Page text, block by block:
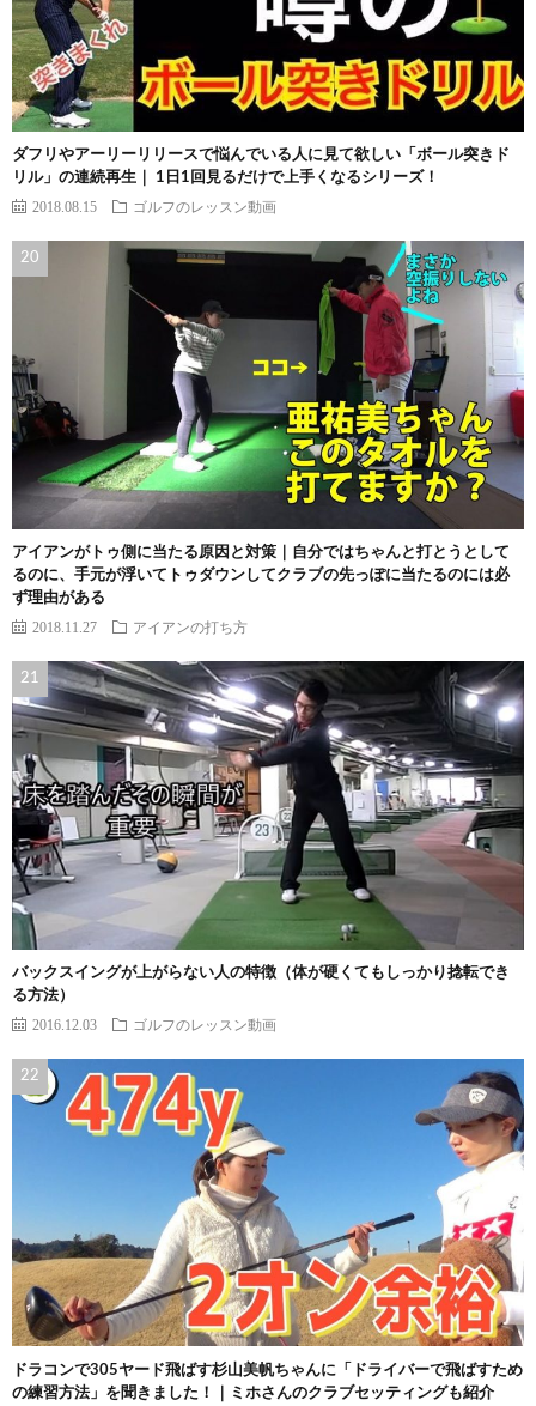
ダフリやアーリーリリースで悩んでいる人に見て欲しい「ボール突きド
リル」の連続再生｜ 1日1回見るだけで上手くなるシリーズ！
2018.08.15 ゴルフのレッスン動画
アイアンがトゥ側に当たる原因と対策｜自分ではちゃんと打とうとして
るのに、手元が浮いてトゥダウンしてクラブの先っぽに当たるのには必
ず理由がある
2018.11.27 アイアンの打ち方
バックスイングが上がらない人の特徴（体が硬くてもしっかり捻転でき
る方法）
2016.12.03 ゴルフのレッスン動画
ドラコンで305ヤード飛ばす杉山美帆ちゃんに「ドライバーで飛ばすため
の練習方法」を聞きました！｜ミホさんのクラブセッティングも紹介